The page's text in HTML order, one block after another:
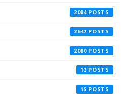
2084
2642
2080
12
15